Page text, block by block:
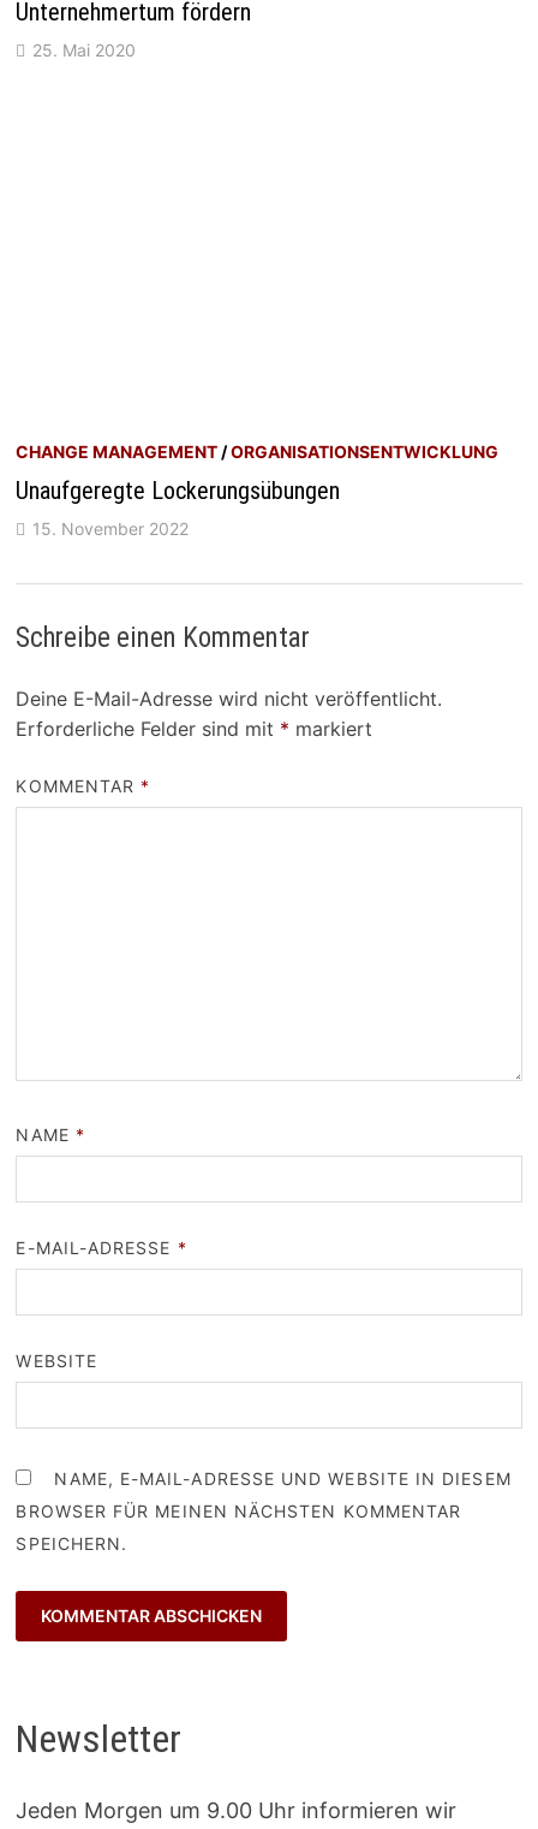
Unternehmertum fördern
25. Mai 2020
CHANGE MANAGEMENT /ORGANISATIONSENTWICKLUNG
Unaufgeregte Lockerungsübungen
15. November 2022
Schreibe einen Kommentar
Deine E-Mail-Adresse wird nicht veröffentlicht.
Erforderliche Felder sind mit * markiert
KOMMENTAR *
NAME *
E-MAIL-ADRESSE *
WEBSITE
NAME, E-MAIL-ADRESSE UND WEBSITE IN DIESEM
BROWSER FÜR MEINEN NÄCHSTEN KOMMENTAR
SPEICHERN.
Newsletter
Jeden Morgen um 9.00 Uhr informieren wir